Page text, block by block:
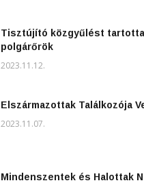
Tisztújító közgyűlést
polgárőrök
2023.11.12.
Elszármazottak Találkozója
2023.11.07.
Mindenszentek és Halottak